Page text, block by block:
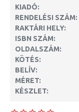
KIADÓ:
RENDELÉSI SZÁM:
RAKTÁRI HELY:
ISBN SZÁM:
OLDALSZÁM:
KÖTÉS:
BELÍV:
MÉRET:
KÉSZLET: